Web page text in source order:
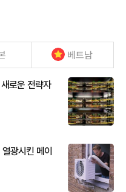
베트남
로운 전략자
광시킨 메이